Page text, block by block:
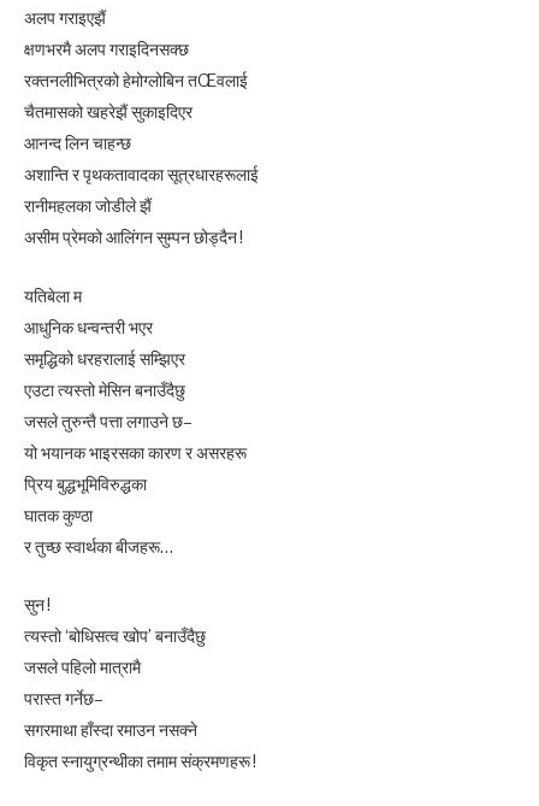
अलप गराइएझैं
क्षणभरमै अलप गराइदिनसक्छ
रक्तनलीभित्रको हेमोग्लोबिन तŒवलाई
चैतमासको खहरेझैं सुकाइदिएर
आनन्द लिन चाहन्छ
अशान्ति र पृथकतावादका सूत्रधारहरूलाई
रानीमहलका जोडीले झैं
असीम प्रेमको आलिंगन सुम्पन छोड्दैन !
यतिबेला म
आधुनिक धन्वन्तरी भएर
समृद्धिको धरहरालाई सम्झिएर
एउटा त्यस्तो मेसिन बनाउँदैछु
जसले तुरुन्तै पत्ता लगाउने छ–
यो भयानक भाइरसका कारण र असरहरू
प्रिय बुद्धभूमिविरुद्धका
घातक कुण्ठा
र तुच्छ स्वार्थका बीजहरू…
सुन !
त्यस्तो ‘बोधिसत्व खोप’ बनाउँदैछु
जसले पहिलो मात्रामै
परास्त गर्नेछ–
सगरमाथा हाँस्दा रमाउन नसक्ने
विकृत स्नायुग्रन्थीका तमाम संक्रमणहरू !